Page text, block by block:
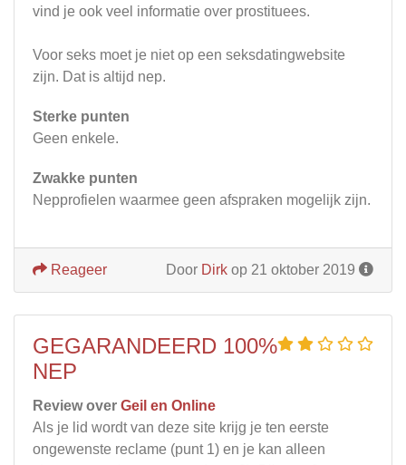
vind je ook veel informatie over prostituees.
Voor seks moet je niet op een seksdatingwebsite
zijn. Dat is altijd nep.
Sterke punten
Geen enkele.
Zwakke punten
Nepprofielen waarmee geen afspraken mogelijk zijn.
Door Dirk op 21 oktober 2019
Reageer
GEGARANDEERD 100%
NEP
Review over Geil en Online
Als je lid wordt van deze site krijg je ten eerste
ongewenste reclame (punt 1) en je kan alleen